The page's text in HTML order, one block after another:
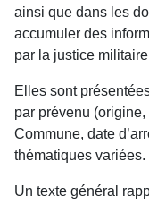
ainsi que dans les
accumuler des
par la justice
Elles sont
par prévenu
Commune, date
thématiques variées.
Un texte général